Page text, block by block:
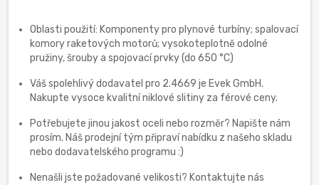
Oblasti použití: Komponenty pro plynové turbíny; spalovací
komory raketových motorů; vysokoteplotně odolné
pružiny, šrouby a spojovací prvky (do 650 °C)
Váš spolehlivý dodavatel pro 2.4669 je Evek GmbH.
Nakupte vysoce kvalitní niklové slitiny za férové ceny.
Potřebujete jinou jakost oceli nebo rozměr? Napište nám
prosím. Náš prodejní tým připraví nabídku z našeho skladu
nebo dodavatelského programu :)
Nenašli jste požadované velikosti? Kontaktujte nás